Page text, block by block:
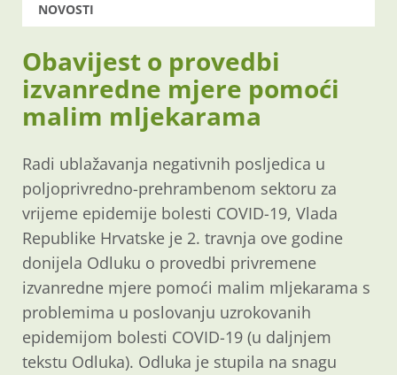
NOVOSTI
Obavijest o provedbi
izvanredne mjere pomoći
malim mljekarama
Radi ublažavanja negativnih posljedica u
poljoprivredno-prehrambenom sektoru za
vrijeme epidemije bolesti COVID-19, Vlada
Republike Hrvatske je 2. travnja ove godine
donijela Odluku o provedbi privremene
izvanredne mjere pomoći malim mljekarama s
problemima u poslovanju uzrokovanih
epidemijom bolesti COVID-19 (u daljnjem
tekstu Odluka). Odluka je stupila na snagu